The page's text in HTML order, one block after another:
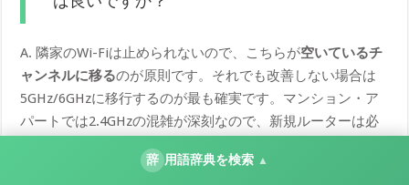
A. 隣家のWi-Fiは止められないので、こちらが空いているチ
ャンネルに移るのが原則です。それでも改善しない場合は
5GHz/6GHzに移行するのが最も確実です。マンション・ア
パートでは2.4GHzの混雑が深刻なので、新規ルーターは必
辞 用語辞典を検索 ▲